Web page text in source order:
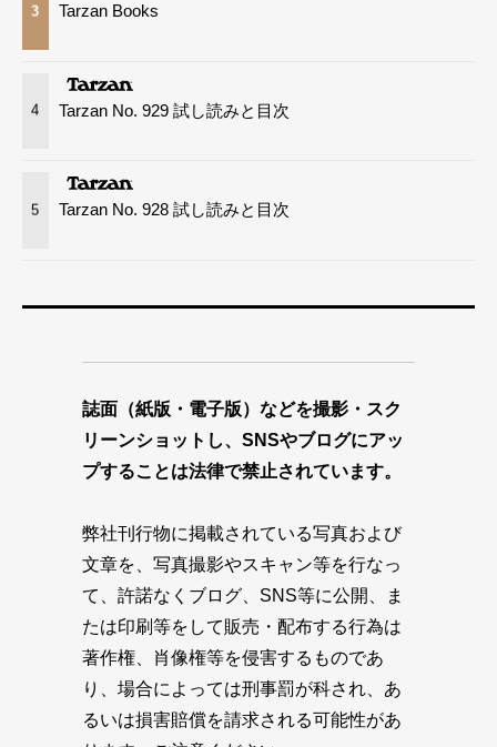
3 Tarzan Books
4 Tarzan No. 929 試し読みと目次
5 Tarzan No. 928 試し読みと目次
誌面（紙版・電子版）などを撮影・スク
リーンショットし、SNSやブログにアッ
プすることは法律で禁止されています。
弊社刊行物に掲載されている写真および
文章を、写真撮影やスキャン等を行なっ
て、許諾なくブログ、SNS等に公開、ま
たは印刷等をして販売・配布する行為は
著作権、肖像権等を侵害するものであ
り、場合によっては刑事罰が科され、あ
るいは損害賠償を請求される可能性があ